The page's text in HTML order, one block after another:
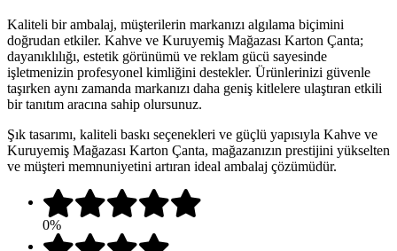
Kaliteli bir ambalaj, müşterilerin markanızı algılama biçimini
doğrudan etkiler. Kahve ve Kuruyemiş Mağazası Karton Çanta;
dayanıklılığı, estetik görünümü ve reklam gücü sayesinde
işletmenizin profesyonel kimliğini destekler. Ürünlerinizi güvenle
taşırken aynı zamanda markanızı daha geniş kitlelere ulaştıran etkili
bir tanıtım aracına sahip olursunuz.
Şık tasarımı, kaliteli baskı seçenekleri ve güçlü yapısıyla Kahve ve
Kuruyemiş Mağazası Karton Çanta, mağazanızın prestijini yükselten
ve müşteri memnuniyetini artıran ideal ambalaj çözümüdür.
0%